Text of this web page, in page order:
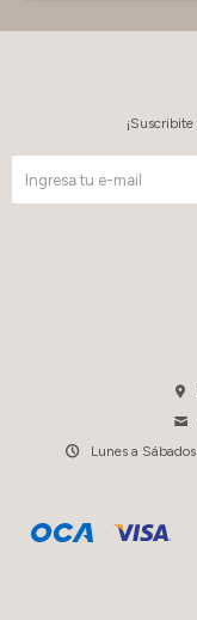
Lunes a